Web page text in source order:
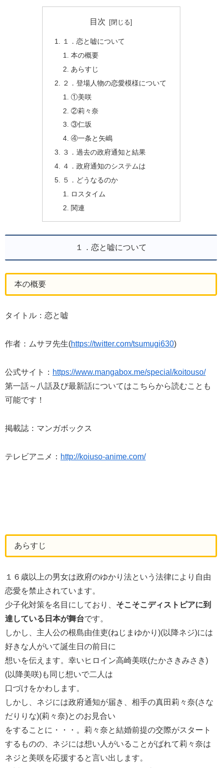
目次
１．恋と嘘について
本の概要
あらすじ
２．登場人物の恋愛模様について
①美咲
②莉々奈
③仁坂
④一条と矢嶋
３．過去の政府通知と結果
４．政府通知のシステムは
５．どうなるのか
ロスタイム
関連
１．恋と嘘について
本の概要
タイトル：恋と嘘
作者：ムサヲ先生(https://twitter.com/tsumugi630)
公式サイト： https://www.mangabox.me/special/koitouso/
第一話～八話及び最新話についてはこちらから読むことも
可能です！
掲載誌：マンガボックス
テレビアニメ： http://koiuso-anime.com/
あらすじ
１６歳以上の男女は政府のゆかり法という法律により自由
恋愛を禁止されています。
少子化対策を名目にしており、 そこそこディストピアに到
達している日本が舞台です。
しかし、主人公の根島由佳吏(ねじまゆかり)(以降ネジ)には
好きな人がいて誕生日の前日に
想いを伝えます。幸いヒロイン高崎美咲(たかさきみさき)
(以降美咲)も同じ想いで二人は
口づけをかわします。
しかし、ネジには政府通知が届き、相手の真田莉々奈(さな
だりりな)(莉々奈)とのお見合い
をすることに・・・。莉々奈と結婚前提の交際がスタート
するものの、ネジには想い人がいることがばれて莉々奈は
ネジと美咲を応援すると言い出します。